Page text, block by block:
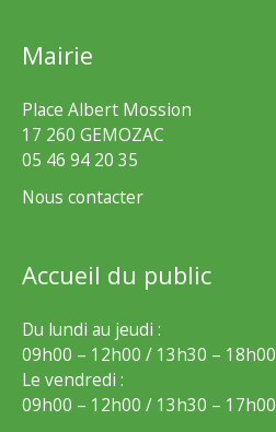
Mairie
Place Albert Mossion
17 260 GEMOZAC
05 46 94 20 35
Nous contacter
Accueil du public
Du lundi au jeudi :
09h00 – 12h00 / 13h30 – 18h00
Le vendredi :
09h00 – 12h00 / 13h30 – 17h00